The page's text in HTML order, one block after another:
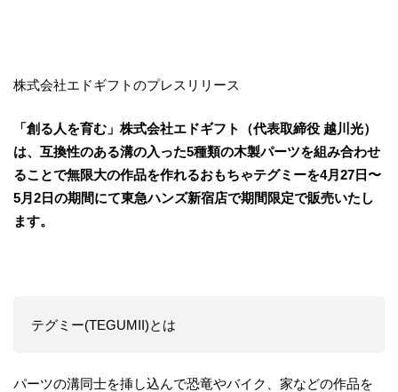
株式会社エドギフトのプレスリリース
「創る人を育む」株式会社エドギフト（代表取締役 越川光）
は、互換性のある溝の入った5種類の木製パーツを組み合わせ
ることで無限大の作品を作れるおもちゃテグミーを4月27日〜
5月2日の期間にて東急ハンズ新宿店で期間限定で販売いたし
ます。
テグミー(TEGUMII)とは
パーツの溝同士を挿し込んで恐竜やバイク、家などの作品を